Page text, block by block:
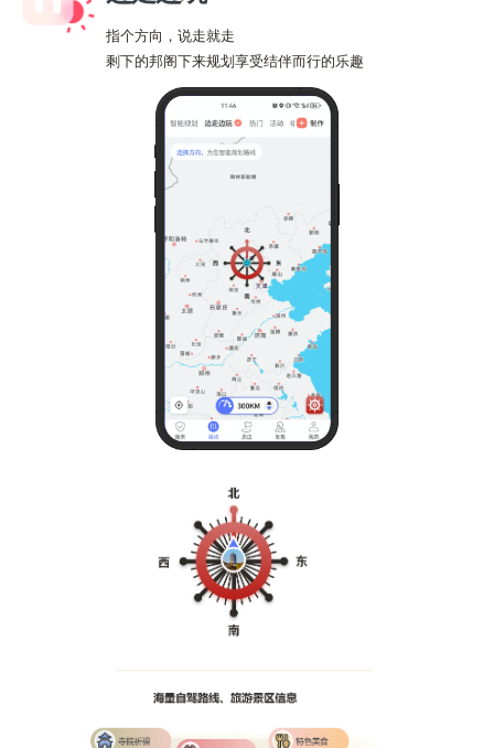
指个方向，说走就走
剩下的邦阁下来规划享受结伴而行的乐趣